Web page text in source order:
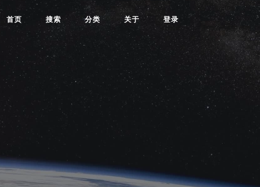
首页 搜索 分类 关于 登录